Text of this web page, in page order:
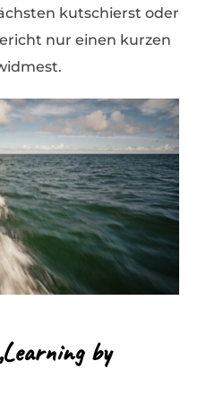
kutschierst oder
nur einen kurzen
by